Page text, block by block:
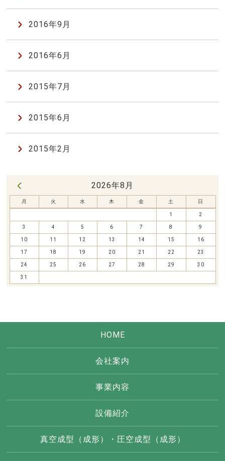
2016年9月
2016年6月
2015年7月
2015年6月
2015年2月
2026年8月
月 火 水 木 金 土 日
1 2
3 4 5 6 7 8 9
10 11 12 13 14 15 16
17 18 19 20 21 22 23
24 25 26 27 28 29 30
31
HOME
会社案内
事業内容
設備紹介
真空成型（成形）・圧空成型（成形）